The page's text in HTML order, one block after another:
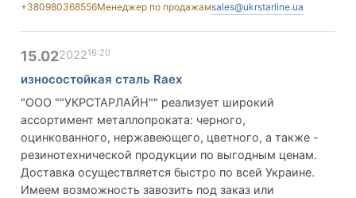
+380980368556Менеджер по продажамsales@ukrstarline.ua
15.02202216:20
износостойкая сталь Raex
"ООО ""УКРСТАРЛАЙН"" реализует широкий
ассортимент металлопроката: черного,
оцинкованного, нержавеющего, цветного, а также -
резинотехнической продукции по выгодным ценам.
Доставка осуществляется быстро по всей Украине.
Имеем возможность завозить под заказ или